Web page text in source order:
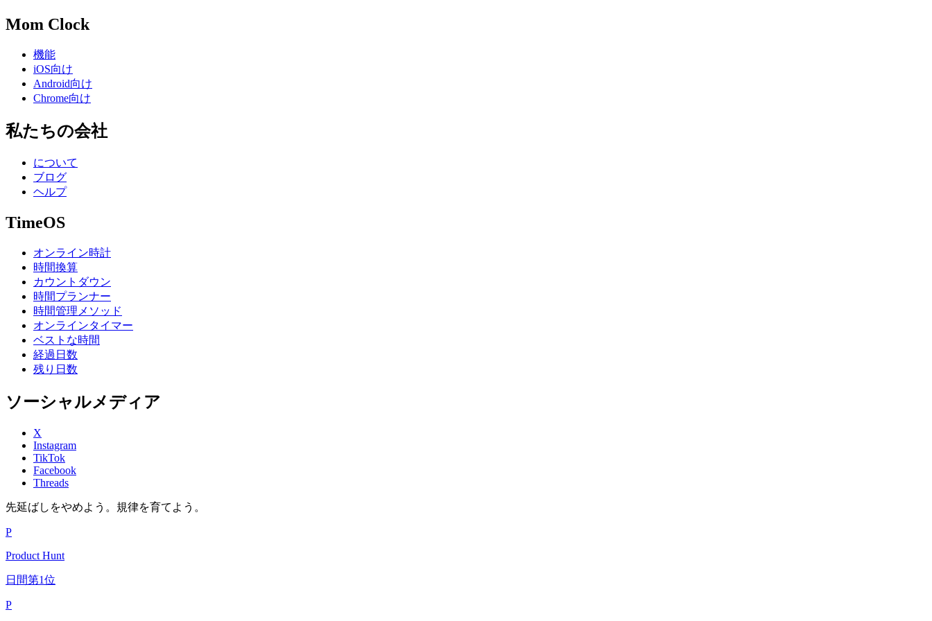
Mom Clock
機能
iOS向け
Android向け
Chrome向け
私たちの会社
について
ブログ
ヘルプ
TimeOS
オンライン時計
時間換算
カウントダウン
時間プランナー
時間管理メソッド
オンラインタイマー
ベストな時間
経過日数
残り日数
ソーシャルメディア
X
Instagram
TikTok
Facebook
Threads
先延ばしをやめよう。規律を育てよう。
P
Product Hunt
日間第1位
P